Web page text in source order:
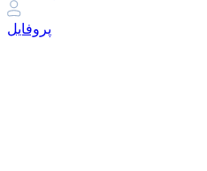
پروفایل